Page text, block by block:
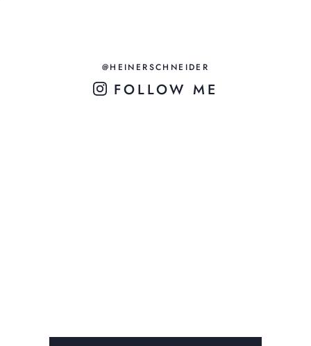
@HEINERSCHNEIDER
FOLLOW ME